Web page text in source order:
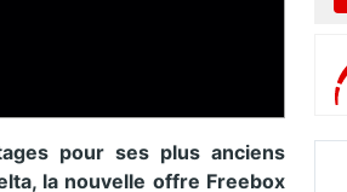
pour ses plus anciens
la nouvelle offre Freebox